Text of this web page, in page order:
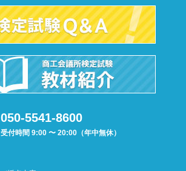
050-5541-8600
受付時間 9:00 〜 20:00（年中無休）